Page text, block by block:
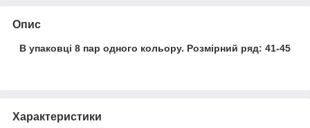
Опис
В упаковці 8 пар одного кольору. Розмірний ряд: 41-45
Характеристики